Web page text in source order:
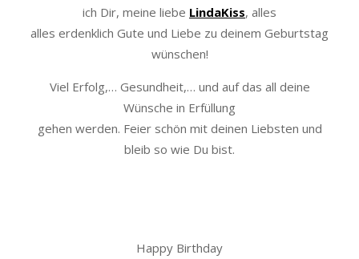
ich Dir, meine liebe LindaKiss, alles
alles erdenklich Gute und Liebe zu deinem Geburtstag
wünschen!
Viel Erfolg,… Gesundheit,… und auf das all deine
Wünsche in Erfüllung
gehen werden. Feier schön mit deinen Liebsten und
bleib so wie Du bist.
Happy Birthday